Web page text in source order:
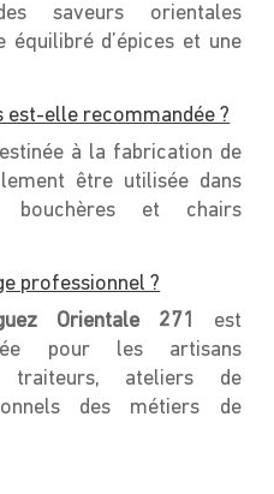
saveurs orientales
équilibré d’épices et une
est-elle recommandée ?
à la fabrication de
être utilisée dans
bouchères et chairs
professionnel ?
Orientale 271
est
pour les artisans
traiteurs, ateliers de
des métiers de